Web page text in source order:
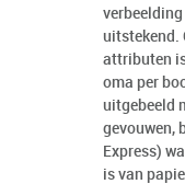
uitstekend.
attributen
oma per
uitgebeeld
gevouwen,
Express)
is van